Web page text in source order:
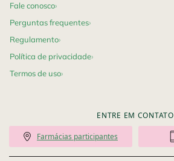
Fale conosco
Perguntas frequentes
Regulamento
Política de privacidade
Termos de uso
ENTRE EM CONTATO
Farmácias participantes